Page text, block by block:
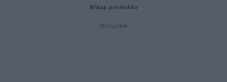
Klasa produktu
Wszystkie